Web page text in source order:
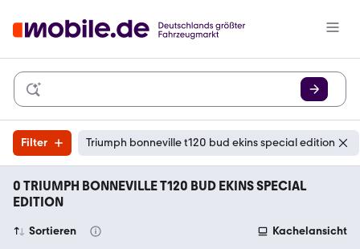
Filter Triumph bonneville t120 bud ekins special edition
0 TRIUMPH BONNEVILLE T120 BUD EKINS SPECIAL
EDITION
Sortieren Kachelansicht